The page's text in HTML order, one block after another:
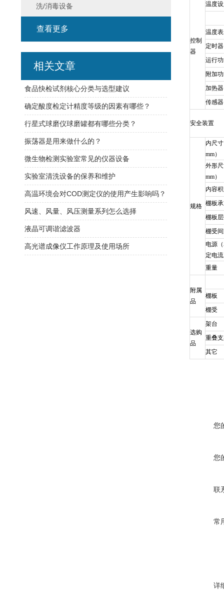
控制
器
温度
温度
定时器
运行
附加
加热
传感器
安全装置
规格
内尺
mm）
外形
mm）
内容积
棚板
棚板
棚受
电源
定电流
重量
附属
品
棚板
棚受
选购
品
架台
重叠
其它
您
您
联
常
详
洗/消毒设备
查看更多
相关文章
食品快检试剂核心分类与选型建议
确定酸度检定计精度等级的因素有哪些？
行星式球磨仪球磨罐都有哪些分类？
振荡器是用来做什么的？
微生物检测实验室常见的仪器设备
实验室清洗设备的保养和维护
高温环境会对COD测定仪的使用产生影响吗？
风速、风量、风压测量系列怎么选择
液晶可调谐滤波器
高光谱成像仪工作原理及使用场所